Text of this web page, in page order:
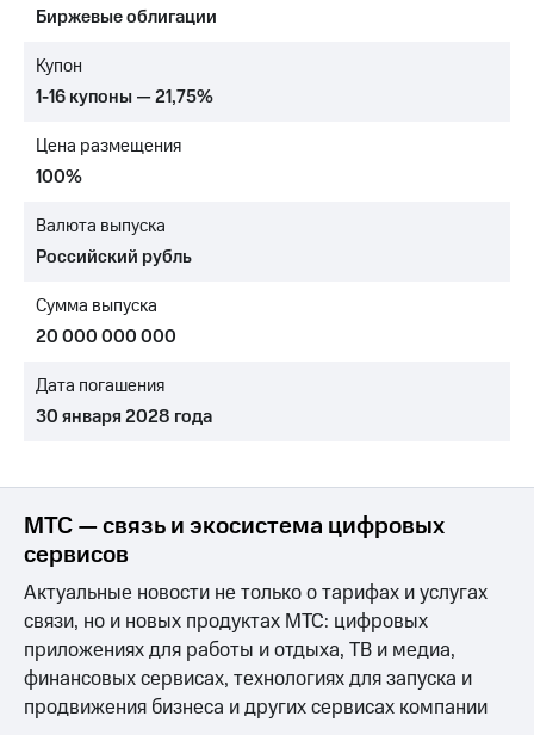
Достижения
Интервью
отчетность
Контакты
Пригласить
спикера
и акционерам
Корпоративное
управление
секретарь
Раскрытие
информации
Информация
акционерам
Документы
ПАО
"МТС"
Собрания
акционеров
Личный
Биржевые облигации
Купон
1-16 купоны — 21,75%
Цена размещения
100%
Валюта выпуска
Российский рубль
Сумма выпуска
20 000 000 000
Дата погашения
30 января 2028 года
МТС — связь и экосистема цифровых
сервисов
Актуальные новости не только о тарифах и услугах
связи, но и новых продуктах МТС: цифровых
приложениях для работы и отдыха, ТВ и медиа,
финансовых сервисах, технологиях для запуска и
продвижения бизнеса и других сервисах компании